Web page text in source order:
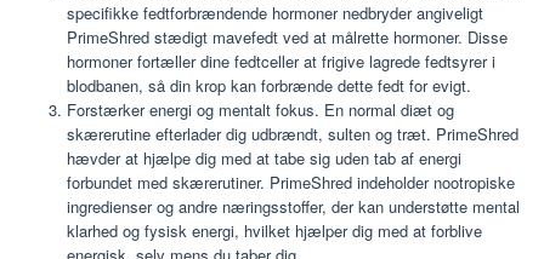
specifikke fedtforbrændende hormoner nedbryder angiveligt
PrimeShred stædigt mavefedt ved at målrette hormoner. Disse
hormoner fortæller dine fedtceller at frigive lagrede fedtsyrer i
blodbanen, så din krop kan forbrænde dette fedt for evigt.
Forstærker energi og mentalt fokus. En normal diæt og
skærerutine efterlader dig udbrændt, sulten og træt. PrimeShred
hævder at hjælpe dig med at tabe sig uden tab af energi
forbundet med skærerutiner. PrimeShred indeholder nootropiske
ingredienser og andre næringsstoffer, der kan understøtte mental
klarhed og fysisk energi, hvilket hjælper dig med at forblive